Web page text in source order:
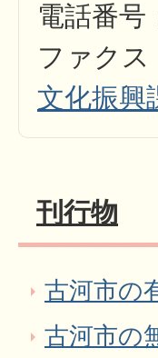
電話番号
ファクス
文化振興
刊行物
古河市の
古河市の